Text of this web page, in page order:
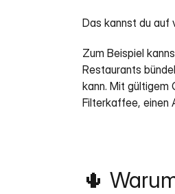
Das kannst du auf
Zum Beispiel
Restaurants
kann. Mit gültigem
Filterkaffee, einen
🌵